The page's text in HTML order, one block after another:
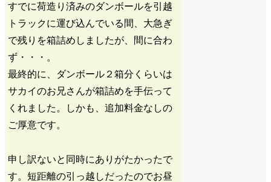
すでに荷造り済みのダンボールを引越
トラックに運び込んでいる間、大急ぎ
で残りを箱詰めしましたが、間に合わ
ず・・・。
最終的に、ダンボール２箱分くらいは
サカイのお兄さんが箱詰めを手伝って
くれました。しかも、追加料金なしの
ご厚意です。
申し訳ないと同時にありがたかったで
す。短距離の引っ越しだったのでお昼